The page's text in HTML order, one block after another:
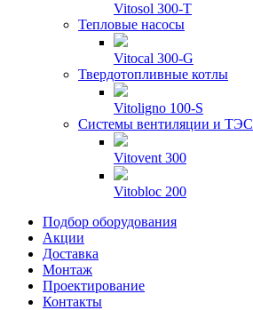
Vitosol 300-T
Тепловые насосы
Vitocal 300-G
Твердотопливные котлы
Vitoligno 100-S
Системы вентиляции и ТЭС
Vitovent 300
Vitobloc 200
Подбор оборудования
Акции
Доставка
Монтаж
Проектирование
Контакты